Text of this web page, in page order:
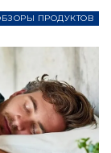
ПРОДУКТОВ